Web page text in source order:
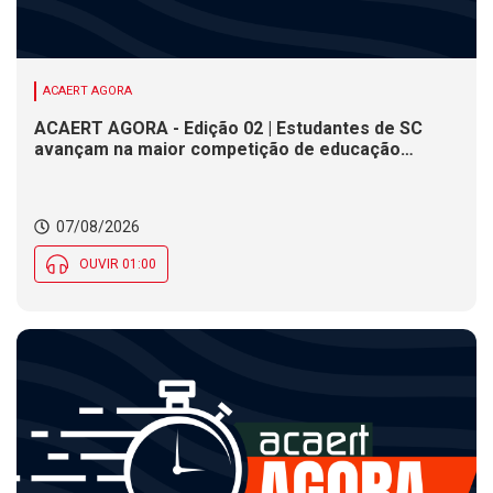
ACAERT AGORA
ACAERT AGORA - Edição 02 | Estudantes de SC
avançam na maior competição de educação
Social nesta sexta (7)
07/08/2026
OUVIR 01:00